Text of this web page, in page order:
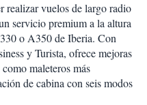
vuelos de largo radio
servicio premium a la altura
o A350 de Iberia. Con
y Turista, ofrece mejoras
maleteros más
de cabina con seis modos